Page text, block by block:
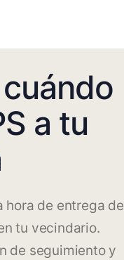
a tu
hora de entrega de
tu vecindario.
de seguimiento y